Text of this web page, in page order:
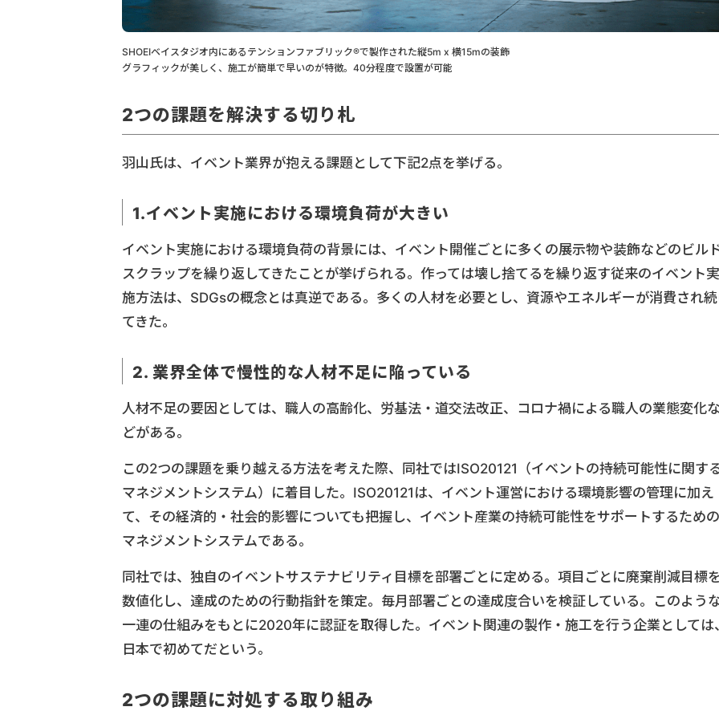
SHOEIベイスタジオ内にあるテンションファブリック®で製作された縦5m x 横15mの装飾
グラフィックが美しく、施工が簡単で早いのが特徴。40分程度で設置が可能
2つの課題を解決する切り札
羽山氏は、イベント業界が抱える課題として下記2点を挙げる。
1.イベント実施における環境負荷が大きい
イベント実施における環境負荷の背景には、イベント開催ごとに多くの展示物や装飾などのビル
スクラップを繰り返してきたことが挙げられる。作っては壊し捨てるを繰り返す従来のイベント実
施方法は、SDGsの概念とは真逆である。多くの人材を必要とし、資源やエネルギーが消費され
てきた。
2. 業界全体で慢性的な人材不足に陥っている
人材不足の要因としては、職人の高齢化、労基法・道交法改正、コロナ禍による職人の業態変化な
どがある。
この2つの課題を乗り越える方法を考えた際、同社ではISO20121（イベントの持続可能性に関す
マネジメントシステム）に着目した。ISO20121は、イベント運営における環境影響の管理に加え
て、その経済的・社会的影響についても把握し、イベント産業の持続可能性をサポートするための
マネジメントシステムである。
同社では、独自のイベントサステナビリティ目標を部署ごとに定める。項目ごとに廃棄削減目標を
数値化し、達成のための行動指針を策定。毎月部署ごとの達成度合いを検証している。このよう
一連の仕組みをもとに2020年に認証を取得した。イベント関連の製作・施工を行う企業としては、
日本で初めてだという。
2つの課題に対処する取り組み